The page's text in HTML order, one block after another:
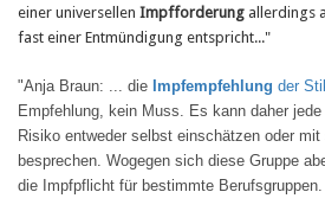
einer universellen Impfforderung allerdings
fast einer Entmündigung entspricht..."
"Anja Braun: ... die Impfempfehlung der
Empfehlung, kein Muss. Es kann daher
Risiko entweder selbst einschätzen oder
besprechen. Wogegen sich diese Gruppe
die Impfpflicht für bestimmte Berufsgruppen.